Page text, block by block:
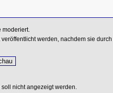
moderiert.
werden, nachdem sie
nicht angezeigt werden.